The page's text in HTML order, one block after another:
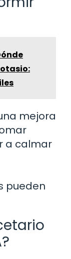
mejora
a calmar
pueden